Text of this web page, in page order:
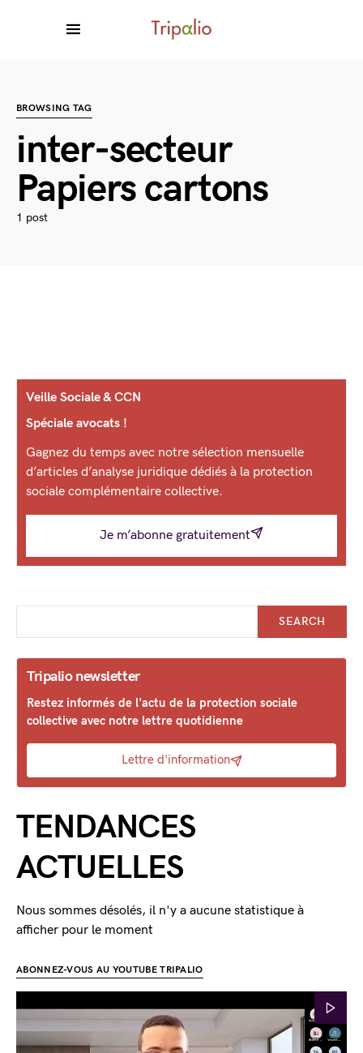
BROWSING TAG
inter-secteur
Papiers cartons
1 post
Veille Sociale & CCN
Spéciale avocats !
Gagnez du temps avec notre sélection mensuelle
d’articles d’analyse juridique dédiés à la protection
sociale complémentaire collective.
Je m’abonne gratuitement
SEARCH
Tripalio newsletter
Restez informés de l'actu de la protection sociale
collective avec notre lettre quotidienne
Lettre d'information
TENDANCES
ACTUELLES
Nous sommes désolés, il n'y a aucune statistique à
afficher pour le moment
ABONNEZ-VOUS AU YOUTUBE TRIPALIO